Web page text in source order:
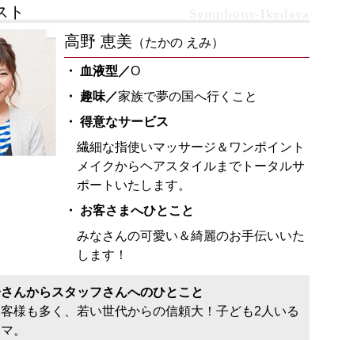
ト
高野 恵美 （たかの えみ）
・ 血液型／O
・ 趣味／家族で夢の国へ行くこと
・ 得意なサービス
繊細な指使いマッサージ＆ワンポイント
メイクからヘアスタイルまでトータルサ
ポートいたします。
・ お客さまへひとこと
みなさんの可愛い＆綺麗のお手伝いいた
します！
んからスタッフさんへのひとこと
様も多く、若い世代からの信頼大！子ども2人いる
。